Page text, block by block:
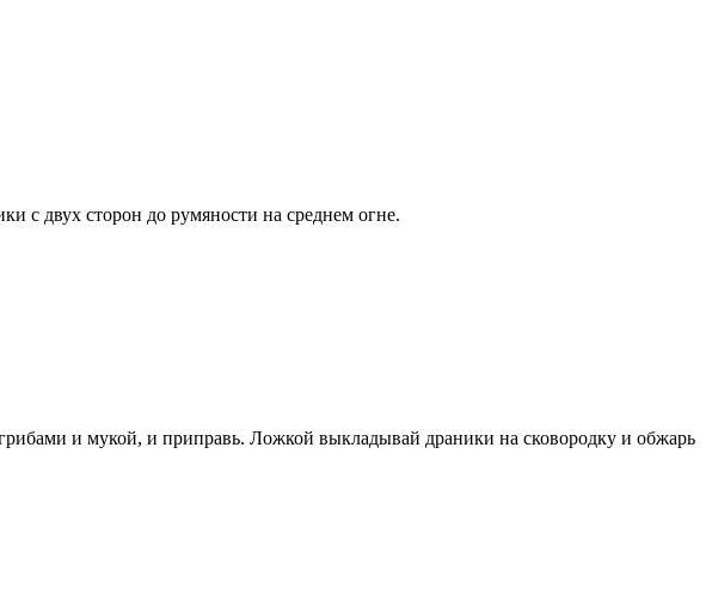
с двух сторон до румяности на среднем огне.
и мукой, и приправь. Ложкой выкладывай драники на сковородку и обжарь